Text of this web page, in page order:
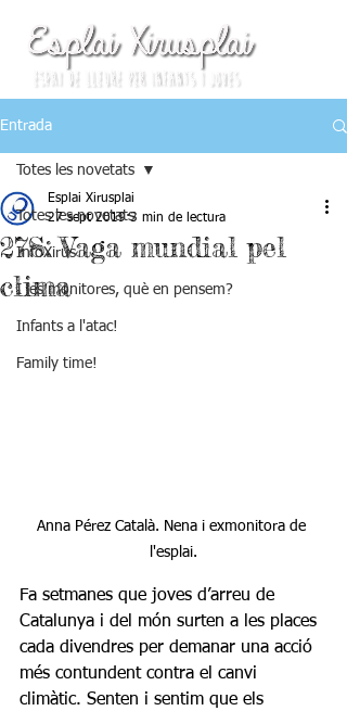
Entrada
Totes les novetats
InfoXirus
I les monitores, què en pensem?
Infants a l'atac!
Family time!
Totes les novetats
27S: Vaga mundial pel
clima
Esplai Xirusplai
27 sept 2019 3 min de lectura
Anna Pérez Català. Nena i exmonitora de
l'esplai.
Fa setmanes que joves d’arreu de
Catalunya i del món surten a les places
cada divendres per demanar una acció
més contundent contra el canvi
climàtic. Senten i sentim que els